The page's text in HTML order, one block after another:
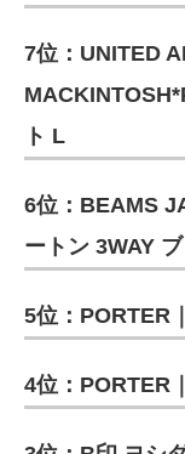
7位：UNITED
ト L
6位：BEAMS
ートン 3WAY
5位：PORTER
4位：PORTER